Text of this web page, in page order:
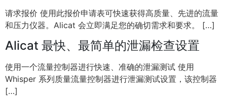
请求报价 使用此报价申请表可快速获得高质量、先进的流量
和压力仪器。Alicat 会立即满足您的确切需求和要求。 […]
Alicat 最快、最简单的泄漏检查设置
使用一个流量控制器进行快速、准确的泄漏测试 使用
Whisper 系列质量流量控制器进行泄漏测试设置，该控制器
[…]